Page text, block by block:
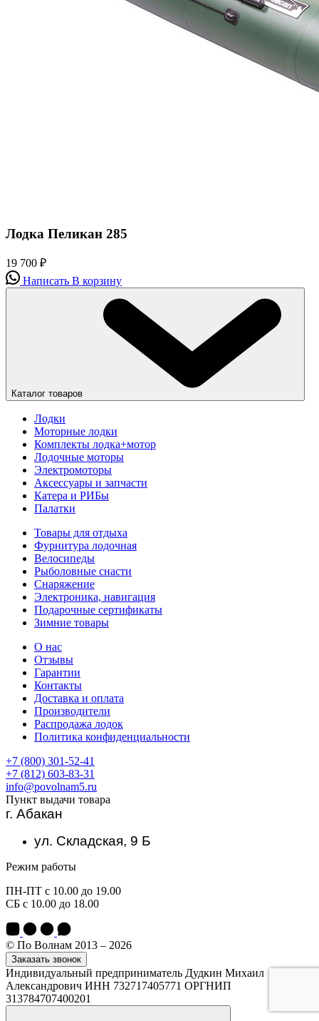
Лодка Пеликан 285
19 700 ₽
Написать В корзину
Каталог товаров
Лодки
Моторные лодки
Комплекты лодка+мотор
Лодочные моторы
Электромоторы
Аксессуары и запчасти
Катера и РИБы
Палатки
Товары для отдыха
Фурнитура лодочная
Велосипеды
Рыболовные снасти
Снаряжение
Электроника, навигация
Подарочные сертификаты
Зимние товары
О нас
Отзывы
Гарантии
Контакты
Доставка и оплата
Производители
Распродажа лодок
Политика конфиденциальности
+7 (800) 301-52-41
+7 (812) 603-83-31
info@povolnam5.ru
Пункт выдачи товара
г. Абакан
ул. Складская, 9 Б
Режим работы
ПН-ПТ с 10.00 до 19.00
СБ с 10.00 до 18.00
© По Волнам 2013 – 2026
Заказать звонок
Индивидуальный предприниматель Дудкин Михаил
Александрович ИНН 732717405771 ОРГНИП
313784707400201